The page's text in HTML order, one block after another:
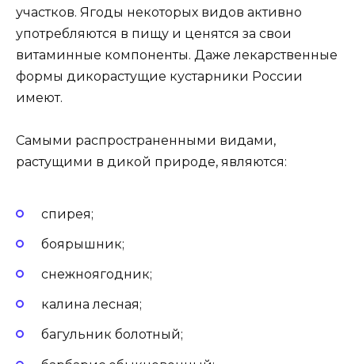
участков. Ягоды некоторых видов активно
употребляются в пищу и ценятся за свои
витаминные компоненты. Даже лекарственные
формы дикорастущие кустарники России
имеют.
Самыми распространенными видами,
растущими в дикой природе, являются:
спирея;
боярышник;
снежноягодник;
калина лесная;
багульник болотный;